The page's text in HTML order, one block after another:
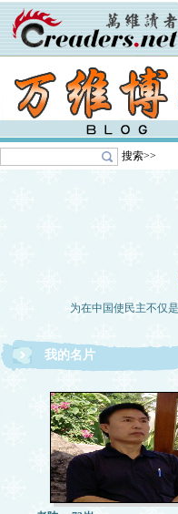
搜索>>
为在中国使民主不仅
我的名片